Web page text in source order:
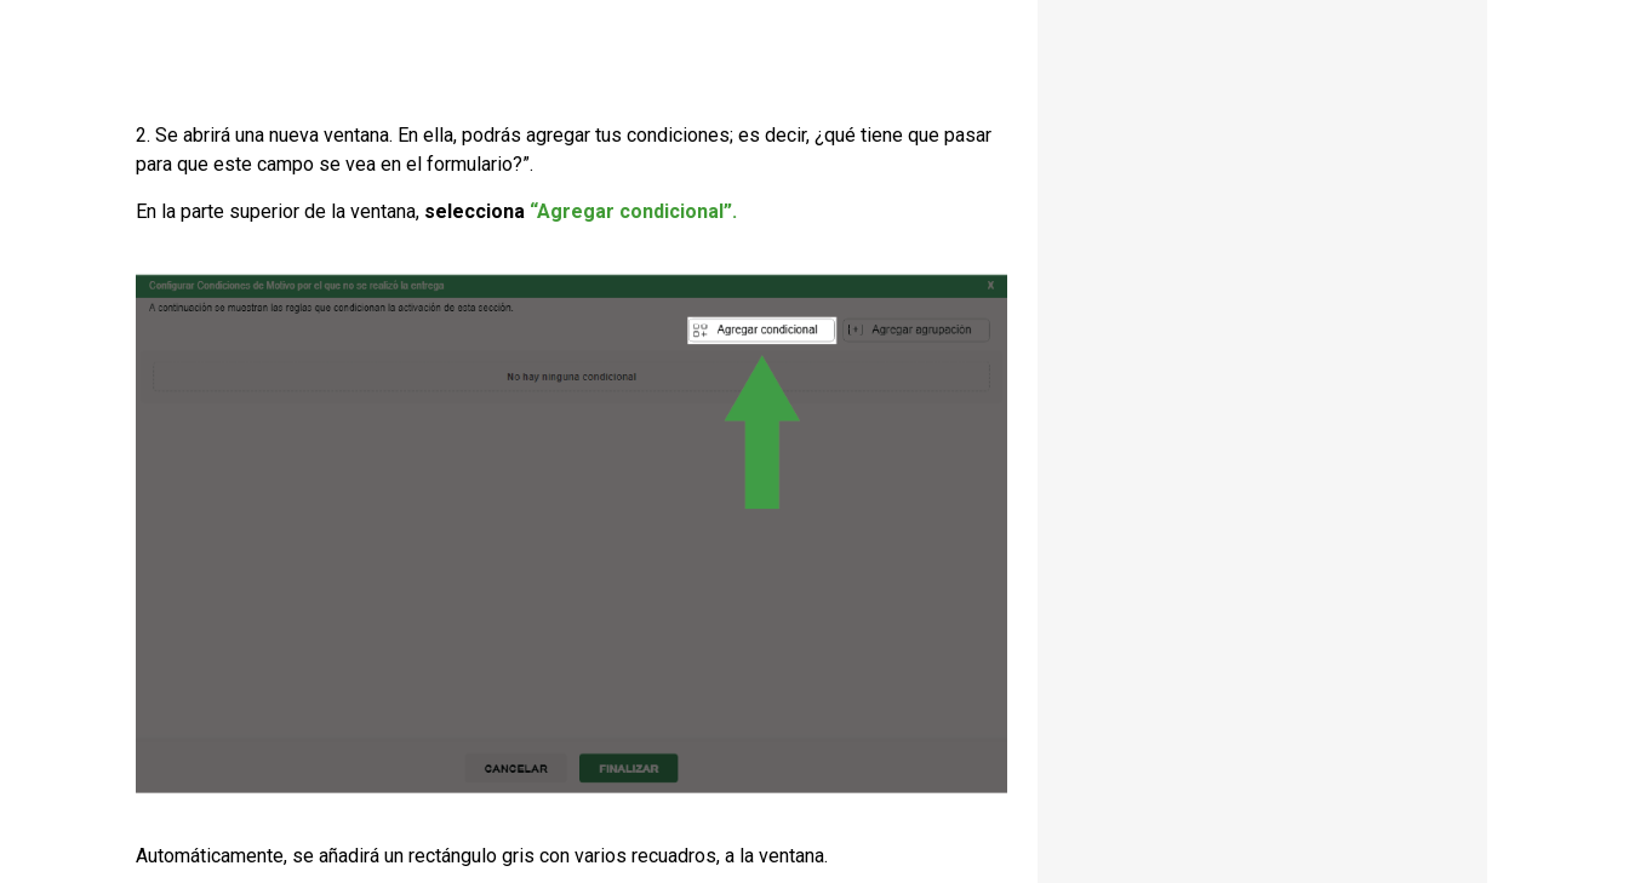
2. Se abrirá una nueva ventana. En ella, podrás agregar tus condiciones; es decir, ¿qué tiene que pasar
para que este campo se vea en el formulario?”.
En la parte superior de la ventana, selecciona “Agregar condicional”.
Automáticamente, se añadirá un rectángulo gris con varios recuadros, a la ventana.